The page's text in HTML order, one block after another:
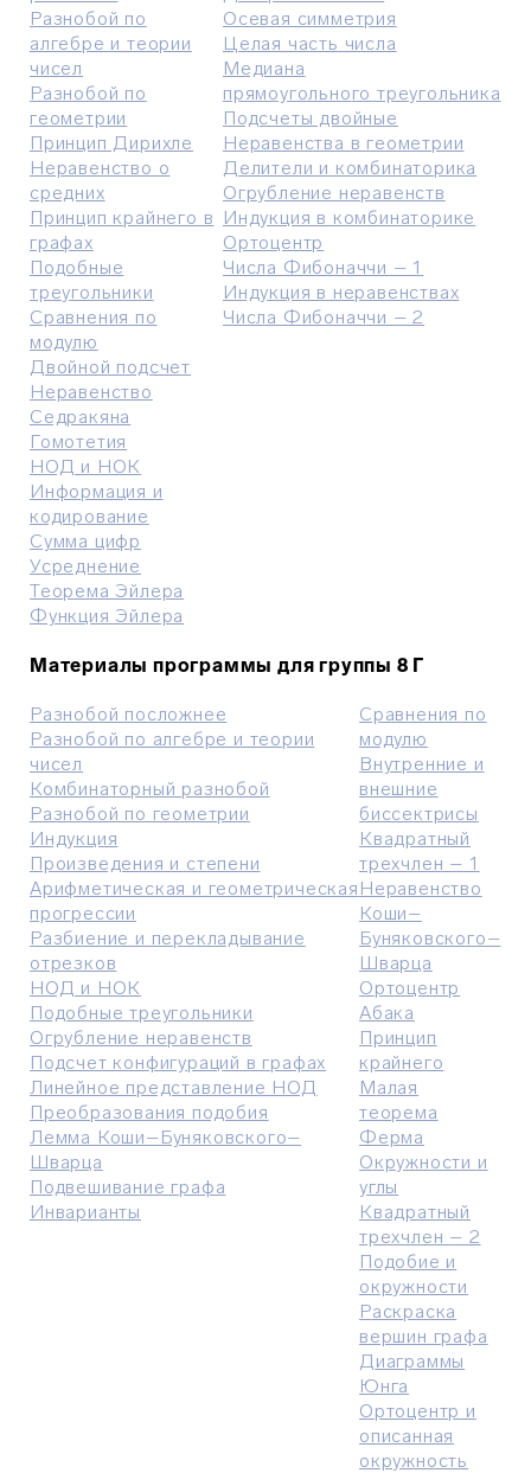
Разнобой по
алгебре и теории
чисел
Разнобой по
геометрии
Принцип Дирихле
Неравенство о
средних
Принцип крайнего в
графах
Подобные
треугольники
Сравнения по
модулю
Двойной подсчет
Неравенство
Седракяна
Гомотетия
НОД и НОК
Информация и
кодирование
Сумма цифр
Усреднение
Теорема Эйлера
Функция Эйлера
Осевая симметрия
Целая часть числа
Медиана
прямоугольного треугольника
Подсчеты двойные
Неравенства в геометрии
Делители и комбинаторика
Огрубление неравенств
Индукция в комбинаторике
Ортоцентр
Числа Фибоначчи – 1
Индукция в неравенствах
Числа Фибоначчи – 2
Материалы программы для группы 8 Г
Разнобой посложнее
Разнобой по алгебре и теории
чисел
Комбинаторный разнобой
Разнобой по геометрии
Индукция
Произведения и степени
Арифметическая и геометрическая
прогрессии
Разбиение и перекладывание
отрезков
НОД и НОК
Подобные треугольники
Огрубление неравенств
Подсчет конфигураций в графах
Линейное представление НОД
Преобразования подобия
Лемма Коши–Буняковского–
Шварца
Подвешивание графа
Инварианты
Сравнения по
модулю
Внутренние и
внешние
биссектрисы
Квадратный
трехчлен – 1
Неравенство
Коши–
Буняковского–
Шварца
Ортоцентр
Абака
Принцип
крайнего
Малая
теорема
Ферма
Окружности и
углы
Квадратный
трехчлен – 2
Подобие и
окружности
Раскраска
вершин графа
Диаграммы
Юнга
Ортоцентр и
описанная
окружность